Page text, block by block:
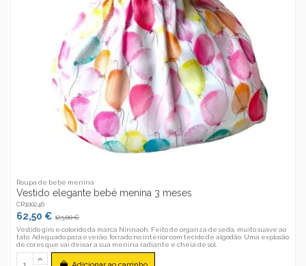
Roupa de bebé menina
Vestido elegante bebé menina 3 meses
CR100246
62,50 €125,00 €
Vestido giro e colorido da marca Ninnaoh. Feito de organza de seda, muito suave ao
tato. Adequado para o verão, forrado no interior com tecido de algodão. Uma explosão
de cores que vai deixar a sua menina radiante e cheia de sol.